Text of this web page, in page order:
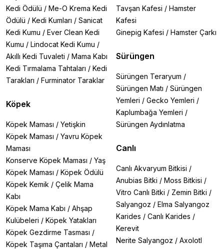
Kedi Ödülü / Me-O Krema Kedi
Ödülü / Kedi Kumları / Sanicat
Kedi Kumu / Ever Clean Kedi
Kumu / Lindocat Kedi Kumu /
Akıllı Kedi Tuvaleti / Mama Kabı
Kedi Tırmalama Tahtaları / Kedi
Tarakları / Furminator Taraklar
Köpek
Köpek Maması / Yetişkin
Köpek Maması / Yavru Köpek
Maması
Konserve Köpek Maması / Yaş
Köpek Maması / Köpek Ödülü
Köpek Kemik / Çelik Mama
Kabı
Köpek Mama Kabı / Ahşap
Kulübeleri / Köpek Yatakları
Köpek Gezdirme Tasması /
Köpek Taşıma Çantaları / Metal
Tavşan Kafesi / Hamster
Kafesi
Ginepig Kafesi / Hamster Çarkı
Sürüngen
Sürüngen Teraryum /
Sürüngen Matı / Sürüngen
Yemleri / Gecko Yemleri /
Kaplumbağa Yemleri /
Sürüngen Aydınlatma
Canlı
Canlı Akvaryum Bitkisi /
Anubias Bitki / Moss Bitkisi /
Vitro Canlı Bitki / Zemin Bitki /
Salyangoz / Elma Salyangoz
Karides / Canlı Karides /
Kerevit
Nerite Salyangoz / Axolotl